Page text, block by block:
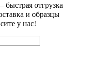
отгрузка
и образцы
у нас!